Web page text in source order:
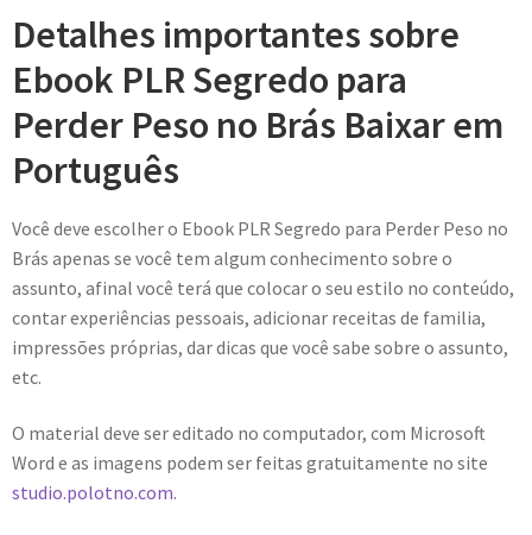
Detalhes importantes sobre
Ebook PLR Segredo para
Perder Peso no Brás Baixar em
Português
Você deve escolher o Ebook PLR Segredo para Perder Peso no
Brás apenas se você tem algum conhecimento sobre o
assunto, afinal você terá que colocar o seu estilo no conteúdo,
contar experiências pessoais, adicionar receitas de familia,
impressões próprias, dar dicas que você sabe sobre o assunto,
etc.
O material deve ser editado no computador, com Microsoft
Word e as imagens podem ser feitas gratuitamente no site
studio.polotno.com.